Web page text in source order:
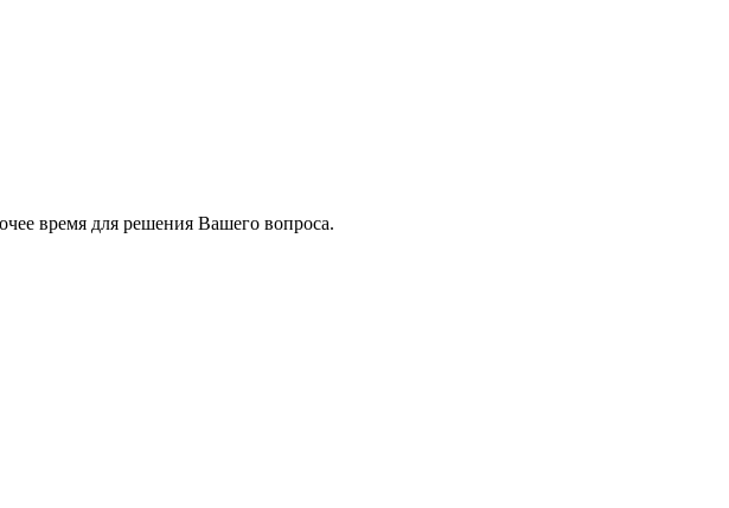
время для решения Вашего вопроса.